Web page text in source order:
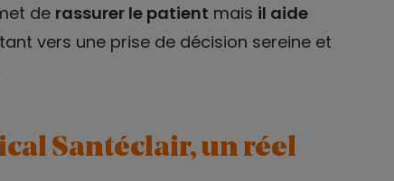
de rassurer le patient mais il aide
vers une prise de décision sereine et
Santéclair, un réel